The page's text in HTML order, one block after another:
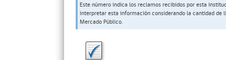
Este número indica los reclamos recibidos por esta
interpretar esta información considerando la cantidad
Mercado Público.